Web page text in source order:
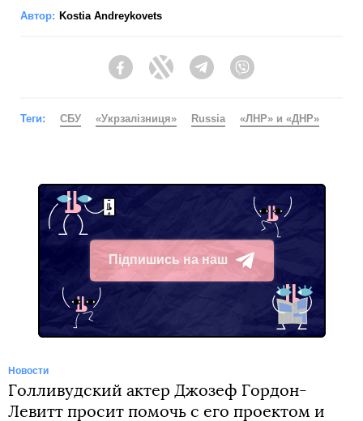
Автор: Kostia Andreykovets
FacebookTwitter Telegram
Теги: СБУ «Укрзалізниця» Russia «ЛНР» и «ДНР»
Підпишись на наш
Telegram
Новости
Голливудский актер Джозеф Гордон-
Левитт просит помочь с его проектом и